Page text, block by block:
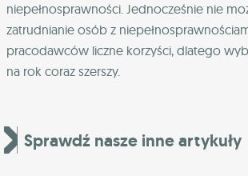
niepełnosprawności. Jednocześnie nie
zatrudnianie osób z
pracodawców liczne korzyści, dlatego
na rok coraz szerszy.
Sprawdź nasze inne artykuły